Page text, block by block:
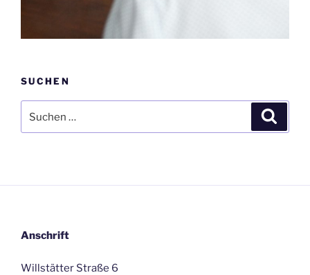
SUCHEN
nach:
Anschrift
Willstätter Straße 6